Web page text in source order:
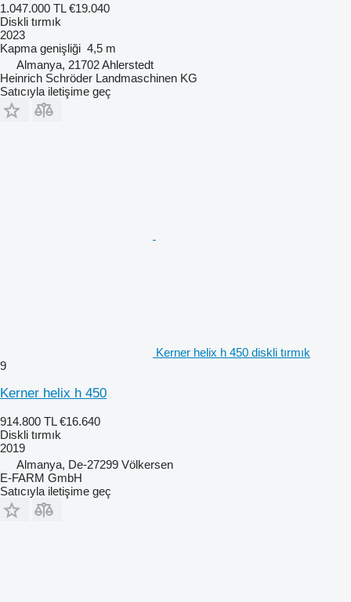
1.047.000 TL €19.040
Diskli tırmık
2023
Kapma genişliği 4,5 m
Almanya, 21702 Ahlerstedt
Heinrich Schröder Landmaschinen KG
Satıcıyla iletişime geç
Kerner helix h 450 diskli tırmık
9
Kerner helix h 450
914.800 TL €16.640
Diskli tırmık
2019
Almanya, De-27299 Völkersen
E-FARM GmbH
Satıcıyla iletişime geç